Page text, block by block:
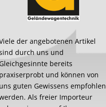
der angebotenen Artikel
durch uns und
Gleichgesinnte bereits
praxiserprobt und können von
uns guten Gewissens empfohlen
Als freier Importeur